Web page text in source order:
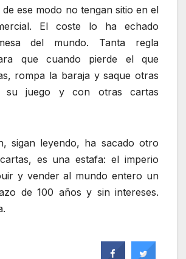
ese modo no tengan sitio en el
El coste lo ha echado
del mundo. Tanta regla
que cuando pierde el que
rompa la baraja y saque otras
su juego y con otras cartas
sigan leyendo, ha sacado otro
cartas, es una estafa: el imperio
y vender al mundo entero un
de 100 años y sin intereses.